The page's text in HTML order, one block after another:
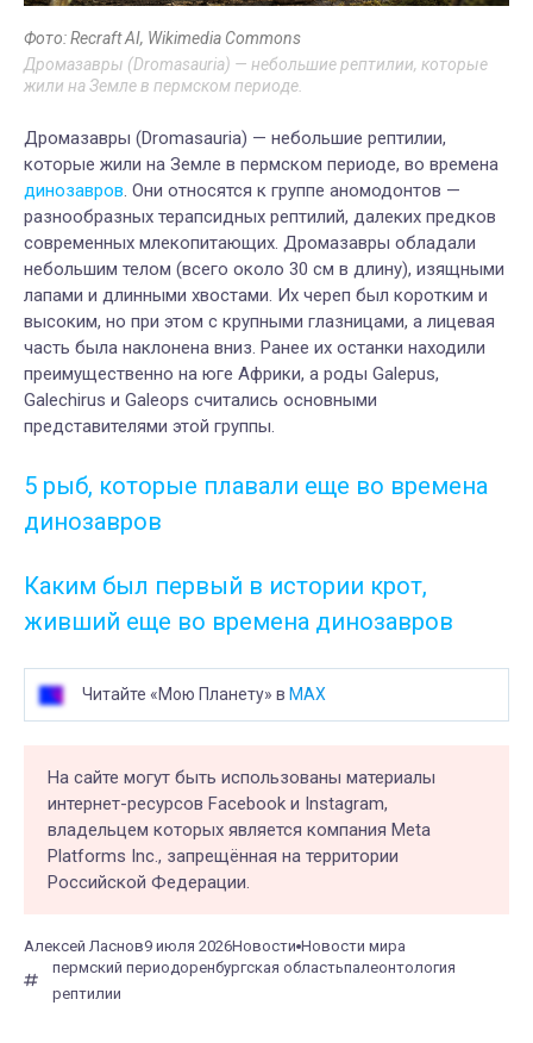
Фото: Recraft AI, Wikimedia Commons
Дромазавры (Dromasauria) — небольшие рептилии, которые
жили на Земле в пермском периоде.
Дромазавры (Dromasauria) — небольшие рептилии,
которые жили на Земле в пермском периоде, во времена
динозавров. Они относятся к группе аномодонтов —
разнообразных терапсидных рептилий, далеких предков
современных млекопитающих. Дромазавры обладали
небольшим телом (всего около 30 см в длину), изящными
лапами и длинными хвостами. Их череп был коротким и
высоким, но при этом с крупными глазницами, а лицевая
часть была наклонена вниз. Ранее их останки находили
преимущественно на юге Африки, а роды Galepus,
Galechirus и Galeops считались основными
представителями этой группы.
5 рыб, которые плавали еще во времена
динозавров
Каким был первый в истории крот,
живший еще во времена динозавров
Читайте «Мою Планету» в MAX
На сайте могут быть использованы материалы
интернет-ресурсов Facebook и Instagram,
владельцем которых является компания Meta
Platforms Inc., запрещённая на территории
Российской Федерации.
Алексей Ласнов9 июля 2026Новости Новости мира
пермский периодоренбургская областьпалеонтология
рептилии